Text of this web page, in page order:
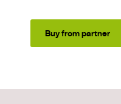
Buy from partner